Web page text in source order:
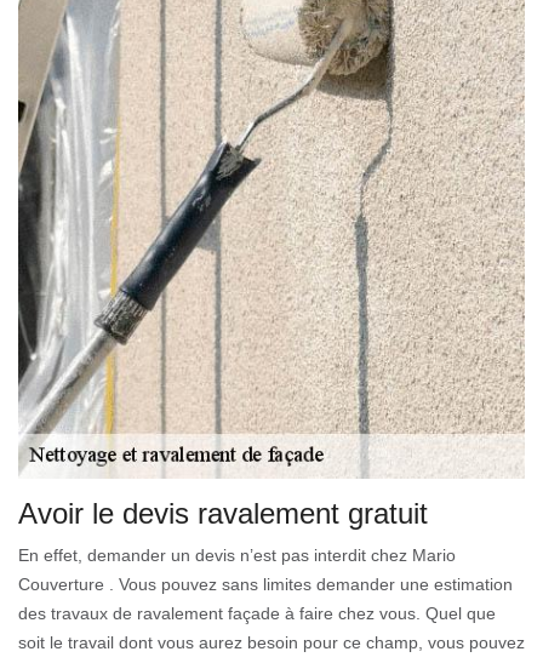
Avoir le devis ravalement gratuit
En effet, demander un devis n’est pas interdit chez Mario
Couverture . Vous pouvez sans limites demander une estimation
des travaux de ravalement façade à faire chez vous. Quel que
soit le travail dont vous aurez besoin pour ce champ, vous pouvez